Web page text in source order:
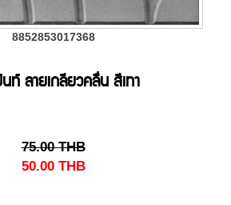
8852853017368
นท์ ลายเกลียวคลื่น สีเทา
75.00 THB
50.00 THB